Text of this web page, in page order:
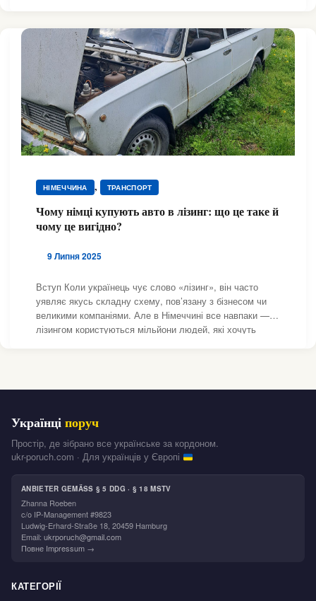
НІМЕЧЧИНА , ТРАНСПОРТ
Чому німці купують авто в лізинг: що це таке й
чому це вигідно?
9 Липня 2025
Вступ Коли українець чує слово «лізинг», він часто
уявляє якусь складну схему, пов’язану з бізнесом чи
великими компаніями. Але в Німеччині все навпаки —
лізингом користуються мільйони людей, які хочуть
Українціпоруч
Простір, де зібрано все українське за кордоном.
ukr-poruch.com · Для українців у Європі
ANBIETER GEMÄSS § 5 DDG · § 18 MSTV
Zhanna Roeben
c/o IP-Management #9823
Ludwig-Erhard-Straße 18, 20459 Hamburg
Email: ukrporuch@gmail.com
Повне Impressum →
КАТЕГОРІЇ